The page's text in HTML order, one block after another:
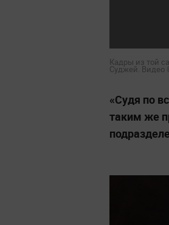
Кадры из той
Суджей. Видео
«Судя по
таким же